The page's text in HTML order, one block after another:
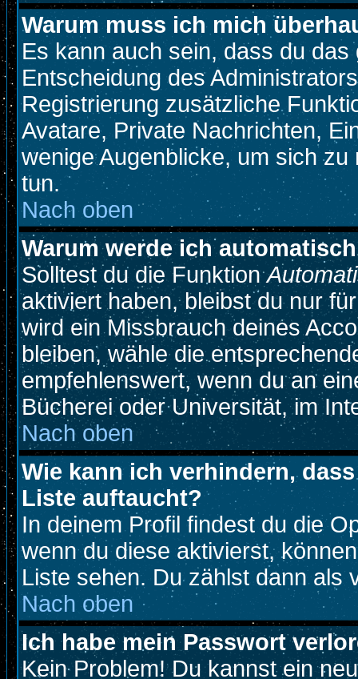
Warum muss ich mich
Es kann auch sein, dass du
Entscheidung des
Registrierung zusätzliche
Avatare, Private Nachrichten,
wenige Augenblicke, um sich
tun.
Nach oben
Warum werde ich
Solltest du die Funktion
aktiviert haben, bleibst du nur
wird ein Missbrauch deines
bleiben, wähle die
empfehlenswert, wenn du an
Bücherei oder Universität, im
Nach oben
Wie kann ich verhindern,
Liste auftaucht?
In deinem Profil findest du die
wenn du diese aktivierst,
Liste sehen. Du zählst dann als
Nach oben
Ich habe mein Passwort
Kein Problem! Du kannst ein